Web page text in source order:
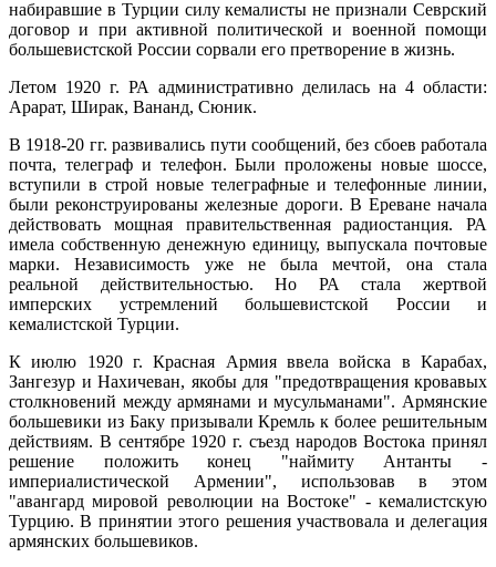
набиравшие в Турции силу кемалисты не признали Севрский
договор и при активной политической и военной помощи
большевистской России сорвали его претворение в жизнь.
Летом 1920 г. РА административно делилась на 4 области:
Арарат, Ширак, Вананд, Сюник.
В 1918-20 гг. развивались пути сообщений, без сбоев работала
почта, телеграф и телефон. Были проложены новые шоссе,
вступили в строй новые телеграфные и телефонные линии,
были реконструированы железные дороги. В Ереване начала
действовать мощная правительственная радиостанция. РА
имела собственную денежную единицу, выпускала почтовые
марки. Независимость уже не была мечтой, она стала
реальной действительностью. Но РА стала жертвой
имперских устремлений большевистской России и
кемалистской Турции.
К июлю 1920 г. Красная Армия ввела войска в Карабах,
Зангезур и Нахичеван, якобы для "предотвращения кровавых
столкновений между армянами и мусульманами". Армянские
большевики из Баку призывали Кремль к более решительным
действиям. В сентябре 1920 г. съезд народов Востока принял
решение положить конец "наймиту Антанты -
империалистической Армении", использовав в этом
"авангард мировой революции на Востоке" - кемалистскую
Турцию. В принятии этого решения участвовала и делегация
армянских большевиков.